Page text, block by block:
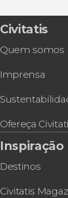
Tour de 4x4
Aula de
Civitatis
Quem somos
Imprensa
Ofereça
Inspiração
Destinos
Civitatis